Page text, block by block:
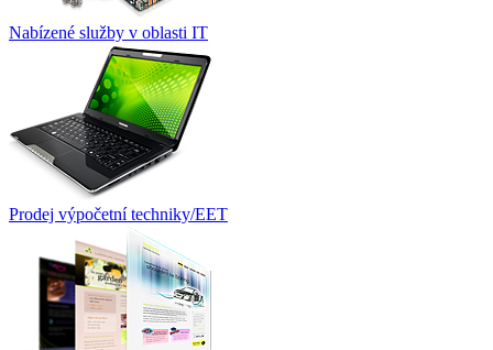
Nabízené služby v oblasti IT
Prodej výpočetní techniky/EET